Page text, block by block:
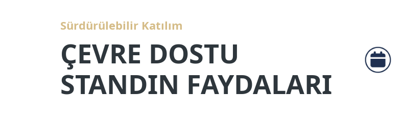
Sürdürülebilir Katılım
ÇEVRE DOSTU
STANDIN FAYDALARI